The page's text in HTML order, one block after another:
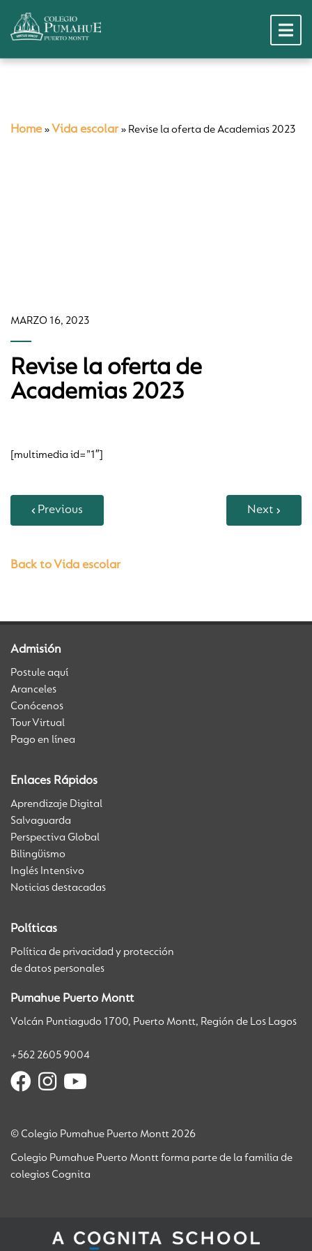
Home » Vida escolar» Revise la oferta de Academias 2023
MARZO 16, 2023
Revise la oferta de
Academias 2023
[multimedia id=”1″]
Previous Next
Back to Vida escolar
Admisión
Postule aquí
Aranceles
Conócenos
Tour Virtual
Pago en línea
Enlaces Rápidos
Aprendizaje Digital
Salvaguarda
Perspectiva Global
Bilingüismo
Inglés Intensivo
Noticias destacadas
Políticas
Política de privacidad y protección
de datos personales
Pumahue Puerto Montt
Volcán Puntiagudo 1700, Puerto Montt, Región de Los Lagos
+562 2605 9004
© Colegio Pumahue Puerto Montt 2026
Colegio Pumahue Puerto Montt forma parte de la familia de
colegios Cognita